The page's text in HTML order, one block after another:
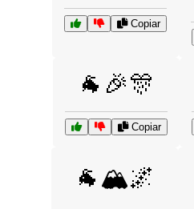
Copiar
🐐🎉🎊
Copiar
🐐🏔️🌌